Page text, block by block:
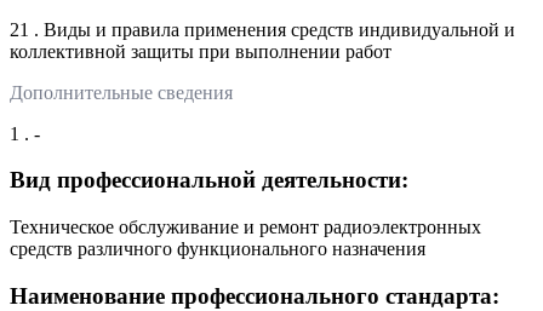
21 . Виды и правила применения средств индивидуальной и
коллективной защиты при выполнении работ
Дополнительные сведения
1 . -
Вид профессиональной деятельности:
Техническое обслуживание и ремонт радиоэлектронных
средств различного функционального назначения
Наименование профессионального стандарта: